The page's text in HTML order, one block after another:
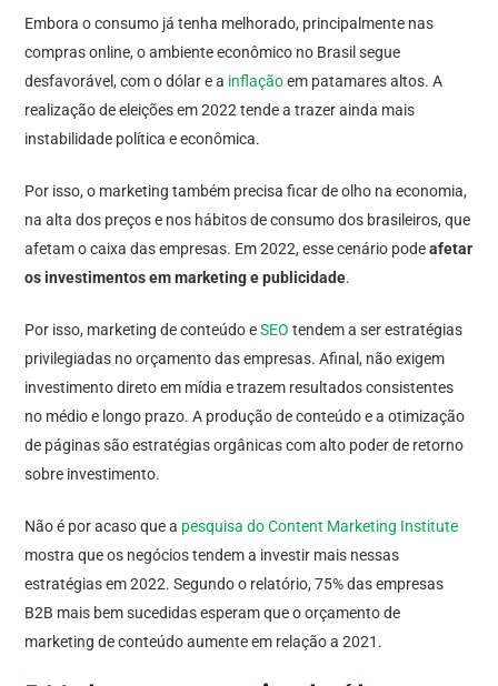
Embora o consumo já tenha melhorado, principalmente nas
compras online, o ambiente econômico no Brasil segue
desfavorável, com o dólar e a inflaçãoem patamares altos. A
realização de eleições em 2022 tende a trazer ainda mais
instabilidade política e econômica.
Por isso, o marketing também precisa ficar de olho na economia,
na alta dos preços e nos hábitos de consumo dos brasileiros, que
afetam o caixa das empresas. Em 2022, esse cenário podeafetar
os investimentos em marketing e publicidade.
Por isso, marketing de conteúdo eSEO tendem a ser estratégias
privilegiadas no orçamento das empresas. Afinal, não exigem
investimento direto em mídia e trazem resultados consistentes
no médio e longo prazo. A produção de conteúdo e a otimização
de páginas são estratégias orgânicas com alto poder de retorno
sobre investimento.
Não é por acaso que a pesquisa do Content Marketing Institute
mostra que os negócios tendem a investir mais nessas
estratégias em 2022. Segundo o relatório, 75% das empresas
B2B mais bem sucedidas esperam que o orçamento de
marketing de conteúdo aumente em relação a 2021.